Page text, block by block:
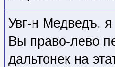
Увг-н Медведъ,
Вы право-лево
дальтонек на